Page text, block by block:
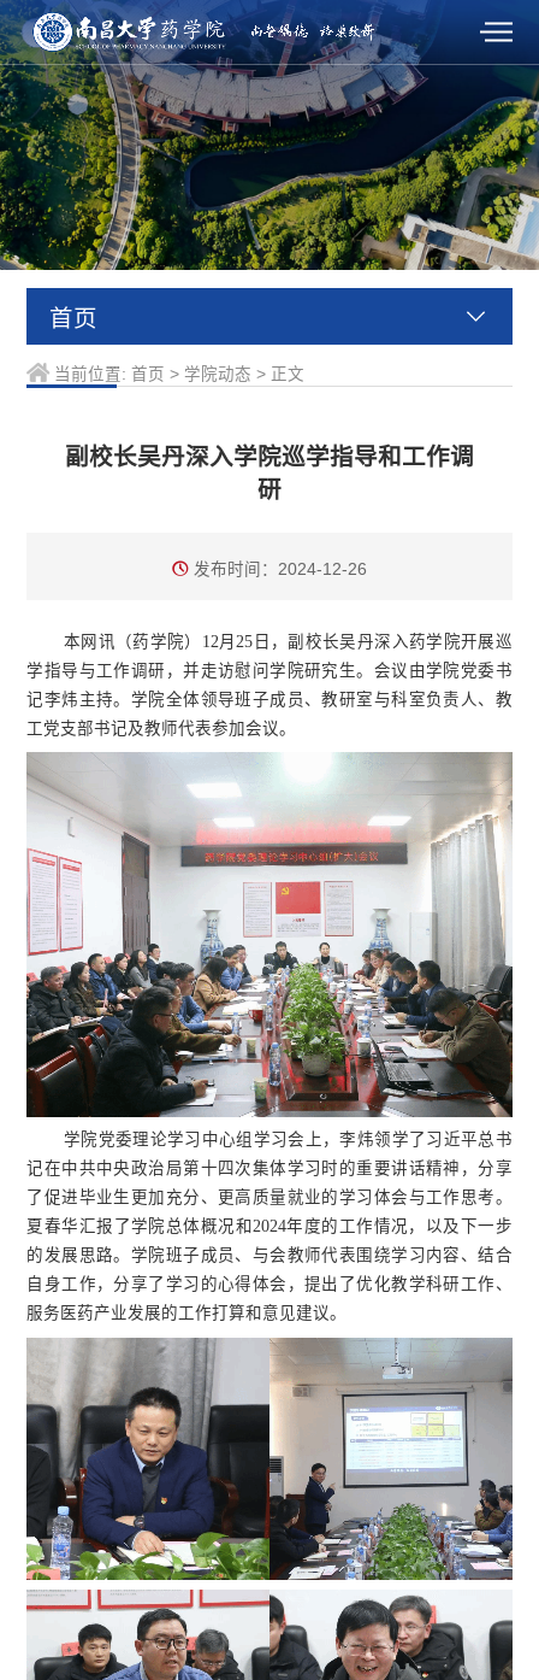
首页
当前位置: 首页 > 学院动态 > 正文
副校长吴丹深入学院巡学指导和工作调
研
发布时间：2024-12-26
本网讯（药学院）12月25日，副校长吴丹深入药学院开展巡
学指导与工作调研，并走访慰问学院研究生。会议由学院党委书
记李炜主持。学院全体领导班子成员、教研室与科室负责人、教
工党支部书记及教师代表参加会议。
学院党委理论学习中心组学习会上，李炜领学了习近平总书
记在中共中央政治局第十四次集体学习时的重要讲话精神，分享
了促进毕业生更加充分、更高质量就业的学习体会与工作思考。
夏春华汇报了学院总体概况和2024年度的工作情况，以及下一步
的发展思路。学院班子成员、与会教师代表围绕学习内容、结合
自身工作，分享了学习的心得体会，提出了优化教学科研工作、
服务医药产业发展的工作打算和意见建议。